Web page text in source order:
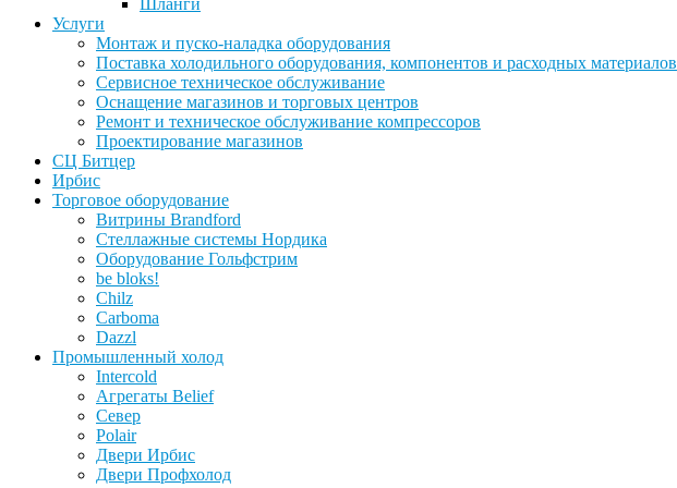
Шланги
Услуги
Монтаж и пуско-наладка оборудования
Поставка холодильного оборудования, компонентов и расходных материалов
Сервисное техническое обслуживание
Оснащение магазинов и торговых центров
Ремонт и техническое обслуживание компрессоров
Проектирование магазинов
СЦ Битцер
Ирбис
Торговое оборудование
Витрины Brandford
Стеллажные системы Нордика
Оборудование Гольфстрим
be bloks!
Chilz
Carboma
Dazzl
Промышленный холод
Intercold
Агрегаты Belief
Север
Polair
Двери Ирбис
Двери Профхолод